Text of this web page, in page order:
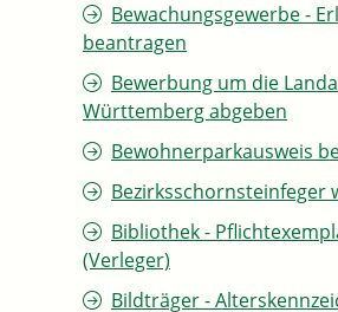
Bewachungsgewerbe -
beantragen
Bewerbung um die
Württemberg abgeben
Bewohnerparkausweis
Bezirksschornsteinfeger
Bibliothek -
(Verleger)
Bildträger -